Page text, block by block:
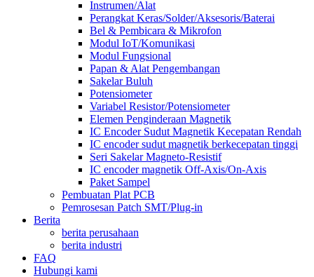
Instrumen/Alat
Perangkat Keras/Solder/Aksesoris/Baterai
Bel & Pembicara & Mikrofon
Modul IoT/Komunikasi
Modul Fungsional
Papan & Alat Pengembangan
Sakelar Buluh
Potensiometer
Variabel Resistor/Potensiometer
Elemen Penginderaan Magnetik
IC Encoder Sudut Magnetik Kecepatan Rendah
IC encoder sudut magnetik berkecepatan tinggi
Seri Sakelar Magneto-Resistif
IC encoder magnetik Off-Axis/On-Axis
Paket Sampel
Pembuatan Plat PCB
Pemrosesan Patch SMT/Plug-in
Berita
berita perusahaan
berita industri
FAQ
Hubungi kami